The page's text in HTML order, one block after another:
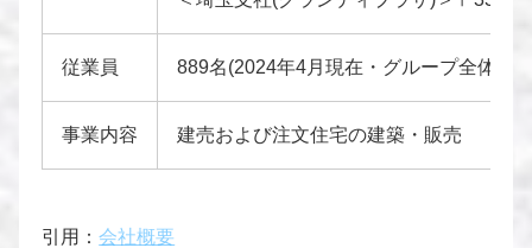
従業員 889名(2024年4月現在・グループ全体)
事業内容 建売および注文住宅の建築・販売
引用：会社概要